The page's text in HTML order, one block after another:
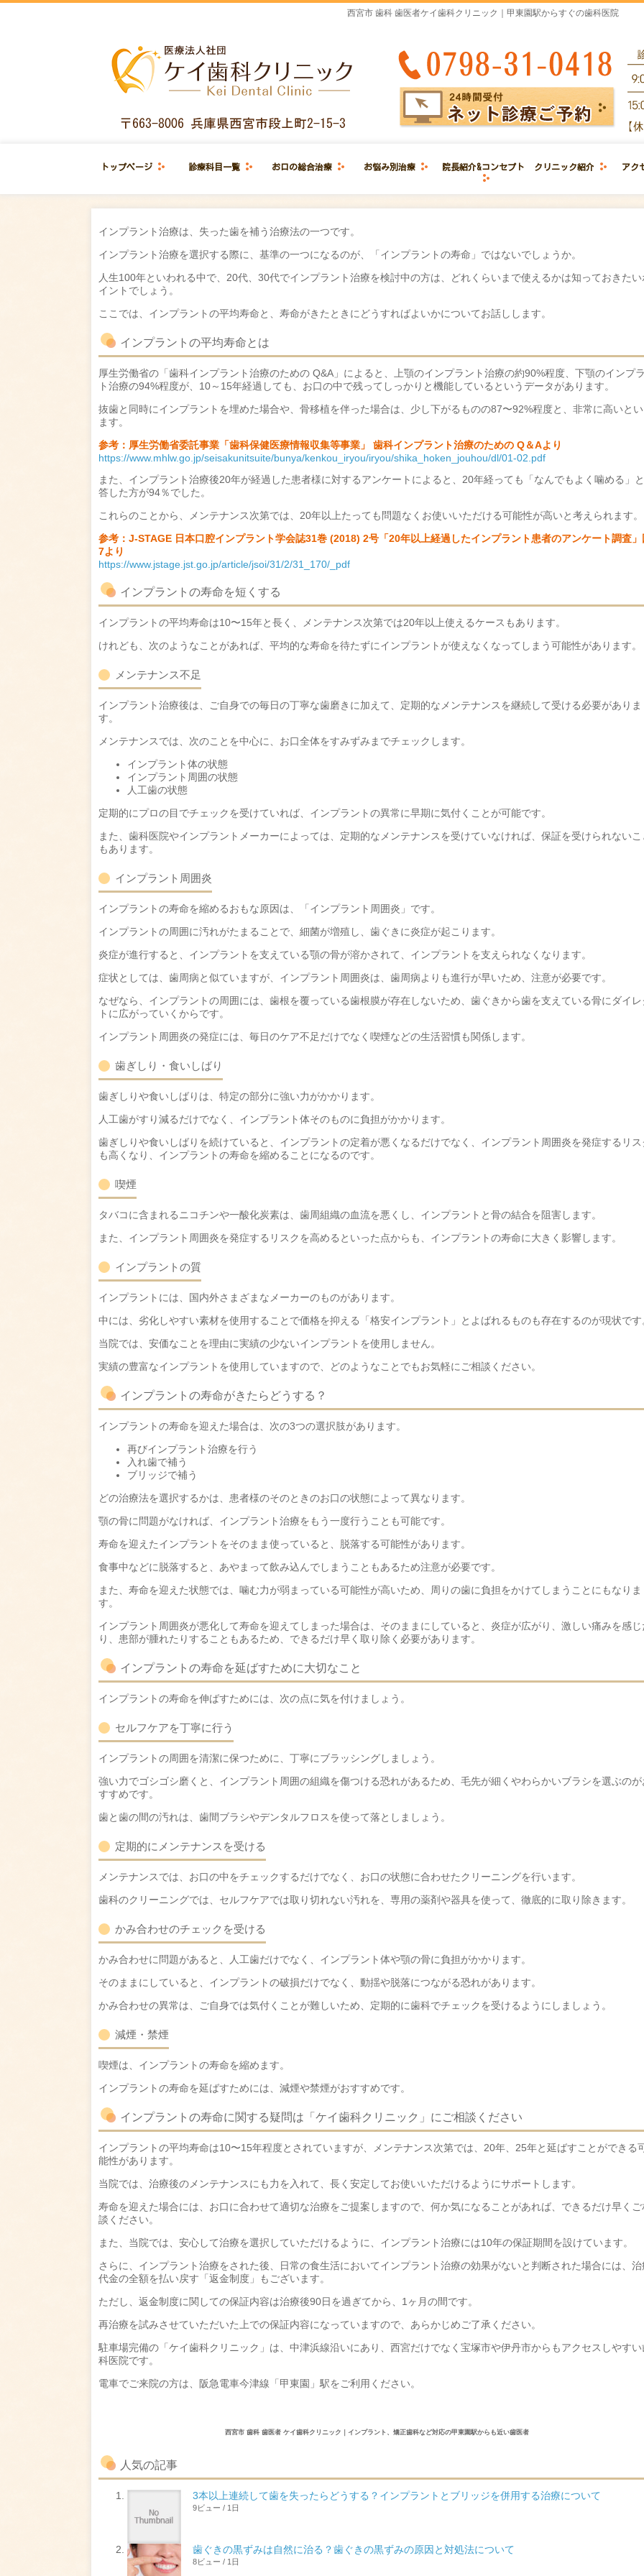
西宮市 歯科 歯医者ケイ歯科クリニック｜甲東園駅からすぐの歯科医院
トップページ 診療科目一覧 お口の総合治療 お悩み別治療 院長紹介&コンセプト クリニック紹介 アク
インプラント治療は、失った歯を補う治療法の一つです。
インプラント治療を選択する際に、基準の一つになるのが、「インプラントの寿命」ではないでしょうか。
人生100年といわれる中で、20代、30代でインプラント治療を検討中の方は、どれくらいまで使えるかは知っておきたい
イントでしょう。
ここでは、インプラントの平均寿命と、寿命がきたときにどうすればよいかについてお話しします。
インプラントの平均寿命とは
厚生労働省の「歯科インプラント治療のための Q&A」によると、上顎のインプラント治療の約90%程度、下顎のインプ
ト治療の94%程度が、10～15年経過しても、お口の中で残ってしっかりと機能しているというデータがあります。
抜歯と同時にインプラントを埋めた場合や、骨移植を伴った場合は、少し下がるものの87〜92%程度と、非常に高いと
ます。
参考：厚生労働省委託事業「歯科保健医療情報収集等事業」 歯科インプラント治療のための Q＆Aより
https://www.mhlw.go.jp/seisakunitsuite/bunya/kenkou_iryou/iryou/shika_hoken_jouhou/dl/01-02.pdf
また、インプラント治療後20年が経過した患者様に対するアンケートによると、20年経っても「なんでもよく噛める」
答した方が94％でした。
これらのことから、メンテナンス次第では、20年以上たっても問題なくお使いいただける可能性が高いと考えられます。
参考：J-STAGE 日本口腔インプラント学会誌31巻 (2018) 2号「20年以上経過したインプラント患者のアンケート調査」
7より
https://www.jstage.jst.go.jp/article/jsoi/31/2/31_170/_pdf
インプラントの寿命を短くする
インプラントの平均寿命は10〜15年と長く、メンテナンス次第では20年以上使えるケースもあります。
けれども、次のようなことがあれば、平均的な寿命を待たずにインプラントが使えなくなってしまう可能性があります。
メンテナンス不足
インプラント治療後は、ご自身での毎日の丁寧な歯磨きに加えて、定期的なメンテナンスを継続して受ける必要がありま
す。
メンテナンスでは、次のことを中心に、お口全体をすみずみまでチェックします。
インプラント体の状態
インプラント周囲の状態
人工歯の状態
定期的にプロの目でチェックを受けていれば、インプラントの異常に早期に気付くことが可能です。
また、歯科医院やインプラントメーカーによっては、定期的なメンテナンスを受けていなければ、保証を受けられないこ
もあります。
インプラント周囲炎
インプラントの寿命を縮めるおもな原因は、「インプラント周囲炎」です。
インプラントの周囲に汚れがたまることで、細菌が増殖し、歯ぐきに炎症が起こります。
炎症が進行すると、インプラントを支えている顎の骨が溶かされて、インプラントを支えられなくなります。
症状としては、歯周病と似ていますが、インプラント周囲炎は、歯周病よりも進行が早いため、注意が必要です。
なぜなら、インプラントの周囲には、歯根を覆っている歯根膜が存在しないため、歯ぐきから歯を支えている骨にダイレ
トに広がっていくからです。
インプラント周囲炎の発症には、毎日のケア不足だけでなく喫煙などの生活習慣も関係します。
歯ぎしり・食いしばり
歯ぎしりや食いしばりは、特定の部分に強い力がかかります。
人工歯がすり減るだけでなく、インプラント体そのものに負担がかかります。
歯ぎしりや食いしばりを続けていると、インプラントの定着が悪くなるだけでなく、インプラント周囲炎を発症するリス
も高くなり、インプラントの寿命を縮めることになるのです。
喫煙
タバコに含まれるニコチンや一酸化炭素は、歯周組織の血流を悪くし、インプラントと骨の結合を阻害します。
また、インプラント周囲炎を発症するリスクを高めるといった点からも、インプラントの寿命に大きく影響します。
インプラントの質
インプラントには、国内外さまざまなメーカーのものがあります。
中には、劣化しやすい素材を使用することで価格を抑える「格安インプラント」とよばれるものも存在するのが現状です
当院では、安価なことを理由に実績の少ないインプラントを使用しません。
実績の豊富なインプラントを使用していますので、どのようなことでもお気軽にご相談ください。
インプラントの寿命がきたらどうする？
インプラントの寿命を迎えた場合は、次の3つの選択肢があります。
再びインプラント治療を行う
入れ歯で補う
ブリッジで補う
どの治療法を選択するかは、患者様のそのときのお口の状態によって異なります。
顎の骨に問題がなければ、インプラント治療をもう一度行うことも可能です。
寿命を迎えたインプラントをそのまま使っていると、脱落する可能性があります。
食事中などに脱落すると、あやまって飲み込んでしまうこともあるため注意が必要です。
また、寿命を迎えた状態では、噛む力が弱まっている可能性が高いため、周りの歯に負担をかけてしまうことにもなりま
す。
インプラント周囲炎が悪化して寿命を迎えてしまった場合は、そのままにしていると、炎症が広がり、激しい痛みを感じ
り、患部が腫れたりすることもあるため、できるだけ早く取り除く必要があります。
インプラントの寿命を延ばすために大切なこと
インプラントの寿命を伸ばすためには、次の点に気を付けましょう。
セルフケアを丁寧に行う
インプラントの周囲を清潔に保つために、丁寧にブラッシングしましょう。
強い力でゴシゴシ磨くと、インプラント周囲の組織を傷つける恐れがあるため、毛先が細くやわらかいブラシを選ぶのが
すすめです。
歯と歯の間の汚れは、歯間ブラシやデンタルフロスを使って落としましょう。
定期的にメンテナンスを受ける
メンテナンスでは、お口の中をチェックするだけでなく、お口の状態に合わせたクリーニングを行います。
歯科のクリーニングでは、セルフケアでは取り切れない汚れを、専用の薬剤や器具を使って、徹底的に取り除きます。
かみ合わせのチェックを受ける
かみ合わせに問題があると、人工歯だけでなく、インプラント体や顎の骨に負担がかかります。
そのままにしていると、インプラントの破損だけでなく、動揺や脱落につながる恐れがあります。
かみ合わせの異常は、ご自身では気付くことが難しいため、定期的に歯科でチェックを受けるようにしましょう。
減煙・禁煙
喫煙は、インプラントの寿命を縮めます。
インプラントの寿命を延ばすためには、減煙や禁煙がおすすめです。
インプラントの寿命に関する疑問は「ケイ歯科クリニック」にご相談ください
インプラントの平均寿命は10〜15年程度とされていますが、メンテナンス次第では、20年、25年と延ばすことができる
能性があります。
当院では、治療後のメンテナンスにも力を入れて、長く安定してお使いいただけるようにサポートします。
寿命を迎えた場合には、お口に合わせて適切な治療をご提案しますので、何か気になることがあれば、できるだけ早くご
談ください。
また、当院では、安心して治療を選択していただけるように、インプラント治療には10年の保証期間を設けています。
さらに、インプラント治療をされた後、日常の食生活においてインプラント治療の効果がないと判断された場合には、治
代金の全額を払い戻す「返金制度」もございます。
ただし、返金制度に関しての保証内容は治療後90日を過ぎてから、1ヶ月の間です。
再治療を試みさせていただいた上での保証内容になっていますので、あらかじめご了承ください。
駐車場完備の「ケイ歯科クリニック」は、中津浜線沿いにあり、西宮だけでなく宝塚市や伊丹市からもアクセスしやすい
科医院です。
電車でご来院の方は、阪急電車今津線「甲東園」駅をご利用ください。
西宮市 歯科 歯医者 ケイ歯科クリニック｜インプラント、矯正歯科など対応の甲東園駅からも近い歯医者
人気の記事
3本以上連続して歯を失ったらどうする？インプラントとブリッジを併用する治療について
9ビュー / 1日
歯ぐきの黒ずみは自然に治る？歯ぐきの黒ずみの原因と対処法について
8ビュー / 1日